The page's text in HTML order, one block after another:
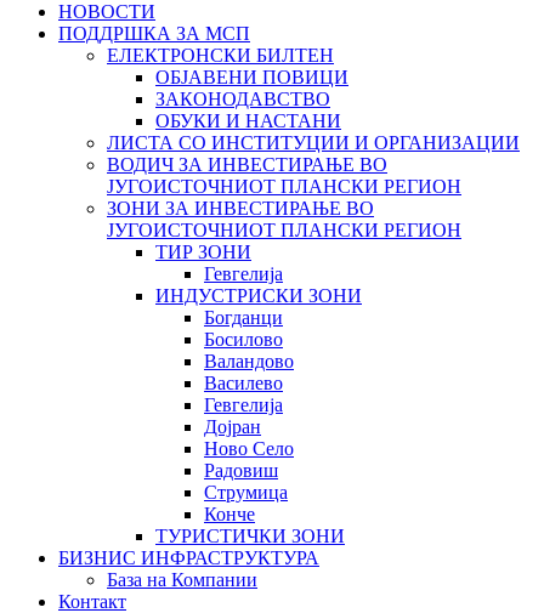
НОВОСТИ
ПОДДРШКА ЗА МСП
ЕЛЕКТРОНСКИ БИЛТЕН
ОБЈАВЕНИ ПОВИЦИ
ЗАКОНОДАВСТВО
ОБУКИ И НАСТАНИ
ЛИСТА СО ИНСТИТУЦИИ И ОРГАНИЗАЦИИ
ВОДИЧ ЗА ИНВЕСТИРАЊЕ ВО
ЈУГОИСТОЧНИОТ ПЛАНСКИ РЕГИОН
ЗОНИ ЗА ИНВЕСТИРАЊЕ ВО
ЈУГОИСТОЧНИОТ ПЛАНСКИ РЕГИОН
ТИР ЗОНИ
Гевгелија
ИНДУСТРИСКИ ЗОНИ
Богданци
Босилово
Валандово
Василево
Гевгелија
Дојран
Ново Село
Радовиш
Струмица
Конче
ТУРИСТИЧКИ ЗОНИ
БИЗНИС ИНФРАСТРУКТУРА
База на Компании
Контакт